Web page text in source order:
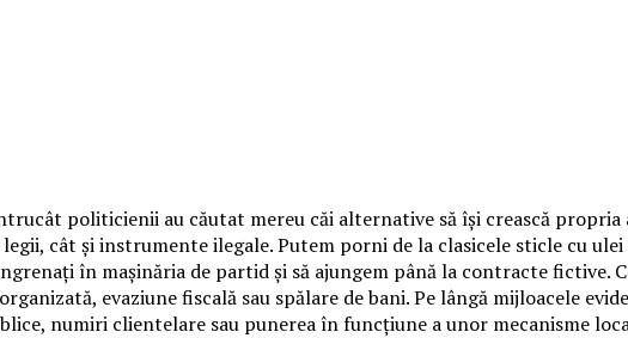
politicienii au căutat mereu căi alternative să își crească propria
cât și instrumente ilegale. Putem porni de la clasicele sticle cu
în mașinăria de partid și să ajungem până la contracte fictive.
evaziune fiscală sau spălare de bani. Pe lângă mijloacele
numiri clientelare sau punerea în funcțiune a unor mecanisme